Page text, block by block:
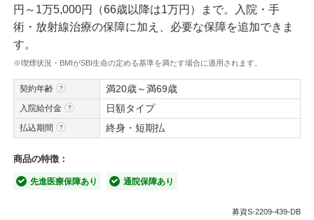
円～1万5,000円（66歳以降は1万円）まで。入院・手
術・放射線治療の保障に加え、必要な保障を追加できま
す。
※喫煙状況・BMIがSBI生命の定める基準を満たす場合に適用されます。
契約年齢 満20歳～満69歳
入院給付金 日額タイプ
払込期間 終身・短期払
商品の特徴：
先進医療保障あり 通院保障あり
募資S-2209-439-DB